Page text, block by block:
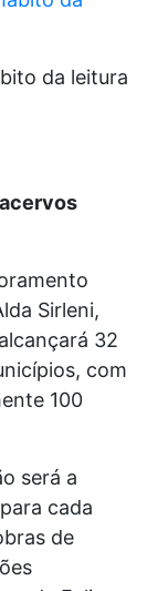
da leitura
Sirleni,
32
com
100
será a
cada
de